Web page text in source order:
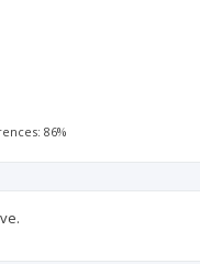
86%